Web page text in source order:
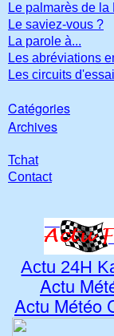
Le palmarès de la
Le saviez-vous ?
La parole à...
Les abréviations
Les circuits
Catégories
Archives
Tchat
Contact
Actu 24H
Actu
Actu Météo